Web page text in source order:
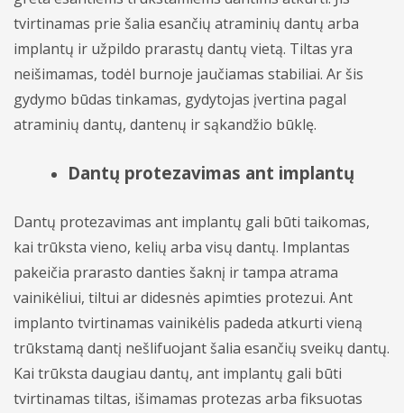
tvirtinamas prie šalia esančių atraminių dantų arba
implantų ir užpildo prarastų dantų vietą. Tiltas yra
neišimamas, todėl burnoje jaučiamas stabiliai. Ar šis
gydymo būdas tinkamas, gydytojas įvertina pagal
atraminių dantų, dantenų ir sąkandžio būklę.
Dantų protezavimas ant implantų
Dantų protezavimas ant implantų gali būti taikomas,
kai trūksta vieno, kelių arba visų dantų. Implantas
pakeičia prarasto danties šaknį ir tampa atrama
vainikėliui, tiltui ar didesnės apimties protezui. Ant
implanto tvirtinamas vainikėlis padeda atkurti vieną
trūkstamą dantį nešlifuojant šalia esančių sveikų dantų.
Kai trūksta daugiau dantų, ant implantų gali būti
tvirtinamas tiltas, išimamas protezas arba fiksuotas